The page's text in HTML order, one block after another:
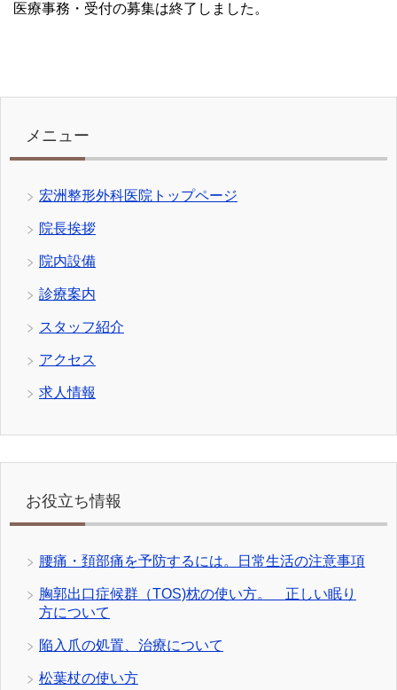
医療事務・受付の募集は終了しました。
メニュー
宏洲整形外科医院トップページ
院長挨拶
院内設備
診療案内
スタッフ紹介
アクセス
求人情報
お役立ち情報
腰痛・頚部痛を予防するには。日常生活の注意事項
胸郭出口症候群（TOS)枕の使い方。 正しい眠り
方について
陥入爪の処置、治療について
松葉杖の使い方